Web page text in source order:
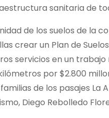
sanitaria de
de los suelos de la
crear un Plan de
servicios en un
por $2.800
de los pasajes La
Diego Rebolledo